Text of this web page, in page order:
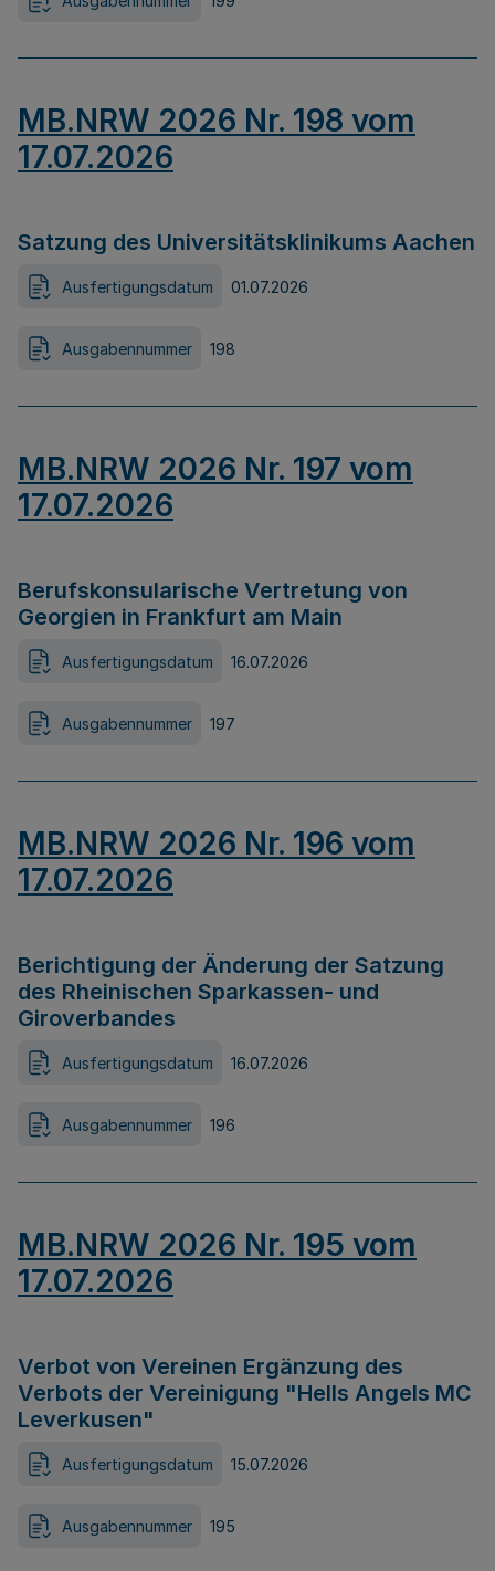
MB.NRW 2026 Nr. 198 vom
17.07.2026
Satzung des Universitätsklinikums Aachen
Ausfertigungsdatum 01.07.2026
Ausgabennummer 198
MB.NRW 2026 Nr. 197 vom
17.07.2026
Berufskonsularische Vertretung von
Georgien in Frankfurt am Main
Ausfertigungsdatum 16.07.2026
Ausgabennummer 197
MB.NRW 2026 Nr. 196 vom
17.07.2026
Berichtigung der Änderung der Satzung
des Rheinischen Sparkassen- und
Giroverbandes
Ausfertigungsdatum 16.07.2026
Ausgabennummer 196
MB.NRW 2026 Nr. 195 vom
17.07.2026
Verbot von Vereinen Ergänzung des
Verbots der Vereinigung "Hells Angels MC
Leverkusen"
Ausfertigungsdatum 15.07.2026
Ausgabennummer 195